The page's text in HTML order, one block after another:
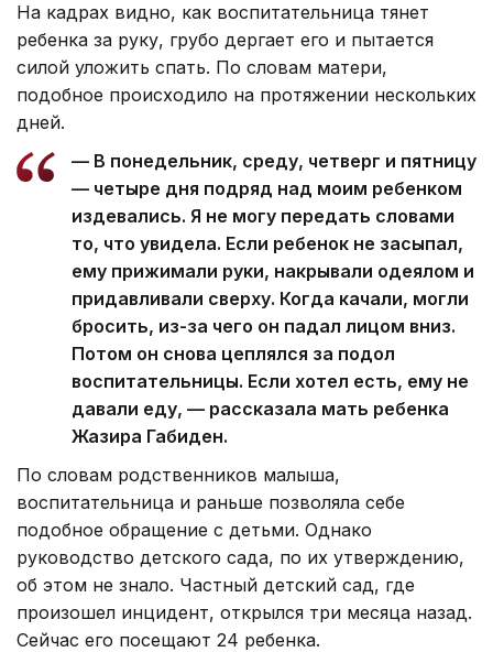
На кадрах видно, как воспитательница тянет
ребенка за руку, грубо дергает его и пытается
силой уложить спать. По словам матери,
подобное происходило на протяжении нескольких
дней.
— В понедельник, среду, четверг и пятницу
— четыре дня подряд над моим ребенком
издевались. Я не могу передать словами
то, что увидела. Если ребенок не засыпал,
ему прижимали руки, накрывали одеялом и
придавливали сверху. Когда качали, могли
бросить, из-за чего он падал лицом вниз.
Потом он снова цеплялся за подол
воспитательницы. Если хотел есть, ему не
давали еду, — рассказала мать ребенка
Жазира Габиден.
По словам родственников малыша,
воспитательница и раньше позволяла себе
подобное обращение с детьми. Однако
руководство детского сада, по их утверждению,
об этом не знало. Частный детский сад, где
произошел инцидент, открылся три месяца назад.
Сейчас его посещают 24 ребенка.